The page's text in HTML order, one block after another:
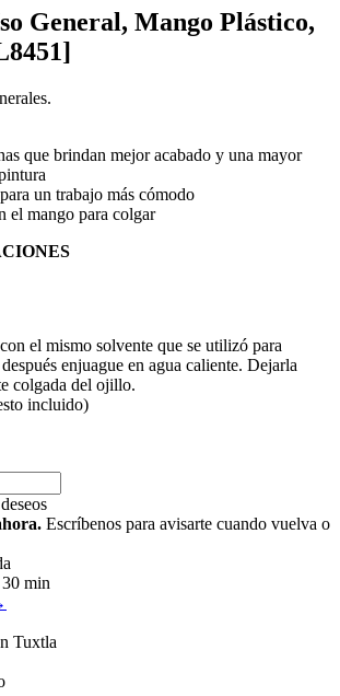
General, Mango Plástico,
que brindan mejor acabado y una mayor
un trabajo más cómodo
el mango para colgar
el mismo solvente que se utilizó para
enjuague en agua caliente. Dejarla
colgada del ojillo.
incluido)
Escríbenos para avisarte cuando vuelva o
min
Tuxtla